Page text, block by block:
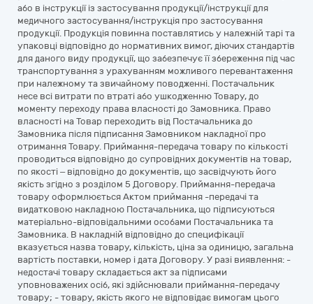
або в інструкції із застосування продукції/інструкції для
медичного застосування/інструкція про застосування
продукції. Продукція повинна поставлятись у належній тарі та
упаковці відповідно до нормативних вимог, діючих стандартів
для даного виду продукції, що забезпечує її збереження під час
транспортування з урахуванням можливого перевантаження
при належному та звичайному поводженні. Постачальник
несе всі витрати по втраті або ушкодженню Товару, до
моменту переходу права власності до Замовника. Право
власності на Товар переходить від Постачальника до
Замовника після підписання Замовником накладної про
отримання Товару. Приймання-передача товару по кількості
проводиться відповідно до супровідних документів на товар,
по якості – відповідно до документів, що засвідчують його
якість згідно з розділом 5 Договору. Приймання-передача
товару оформлюється Актом приймання -передачі та
видатковою накладною Постачальника, що підписуються
матеріально-відповідальними особами Постачальника та
Замовника. В накладній відповідно до специфікації
вказується назва товару, кількість, ціна за одиницю, загальна
вартість поставки, номер і дата Договору. У разі виявлення: -
недостачі товару складається акт за підписами
уповноважених осіб, які здійснювали приймання-передачу
товару; - товару, якість якого не відповідає вимогам цього